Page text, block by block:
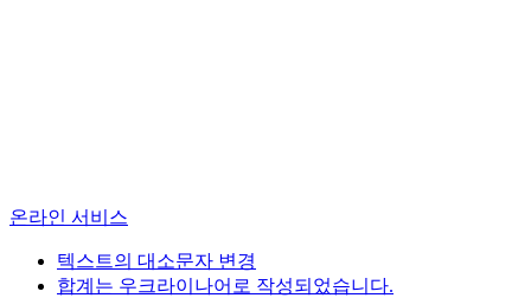
온라인 서비스
텍스트의 대소문자 변경
합계는 우크라이나어로 작성되었습니다.